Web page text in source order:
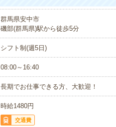
群馬県安中市
磯部(群馬県)駅から徒歩5分
シフト制(週5日)
08:00～16:40
長期でお仕事できる方、大歓迎！
時給1480円
交通費